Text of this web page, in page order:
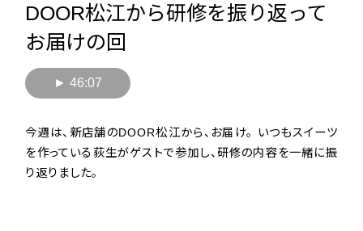
DOOR松江から研修を振り返って
お届けの回
► 46:07
今週は、新店舗のDOOR松江から、お届け。 いつもスイーツ
を作っている荻生がゲストで参加し、研修の内容を一緒に振
り返りました。